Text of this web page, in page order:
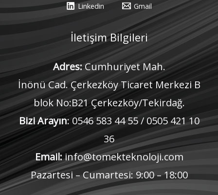
Linkedin
Gmail
İletişim Bilgileri
Adres:Cumhuriyet Mah.
İnönü Cad. Çerkezköy Ticaret Merkezi B
blok No:B21 Çerkezköy/Tekirdağ.
Bizi Arayın: 0546 583 44 55 / 0505 421 10
36
Email:info@tomekteknoloji.com
Pazartesi – Cumartesi: 9:00 – 18:00